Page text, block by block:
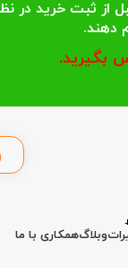
وبلاگهمکاری با ما
می کنند قبل از
بگیرید.